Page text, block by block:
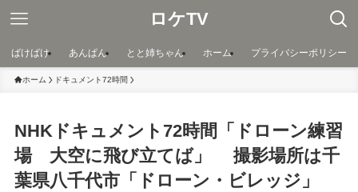
ロケTV
ばけばけ あんぱん とと姉ちゃん ホーム プライバシーポリシー
ホーム ドキュメント72時間
NHKドキュメント72時間「ドローン練習
場 大空に飛び立てば」 撮影場所は千
葉県八千代市「ドローン・ビレッジ」